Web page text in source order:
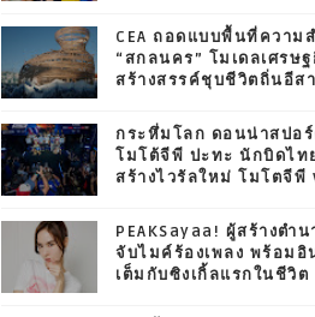
CEA ถอดแบบพื้นที่ความส
“สกลนคร” โมเดลเศรษฐ
สร้างสรรค์ชุบชีวิตถิ่นอีส
กระหึ่มโลก ดอนน่าสปอ
โมโต้จีพี ปะทะ นักบิดไท
สร้างไวรัลใหม่ โมโตจีพี
PEAKSayaa! ผู้สร้างตำ
จับไมค์ร้องเพลง พร้อมอิ
เต็มกับซิงเกิ้ลแรกในชีวิต